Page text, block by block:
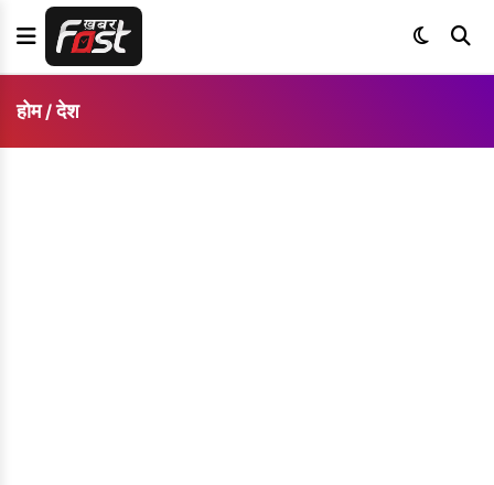
होम/ देश